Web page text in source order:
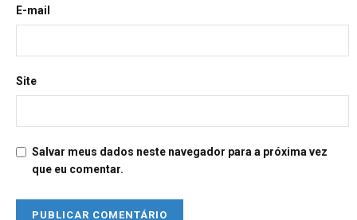
E-mail
Site
Salvar meus dados neste navegador para a próxima vez
que eu comentar.